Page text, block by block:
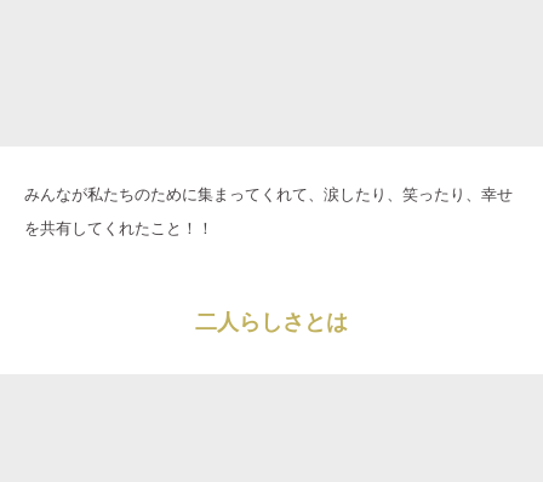
みんなが私たちのために集まってくれて、涙したり、笑ったり、幸せ
を共有してくれたこと！！
二人らしさとは